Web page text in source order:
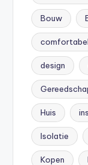
Bouw
design
Huis
Isolatie
Kopen